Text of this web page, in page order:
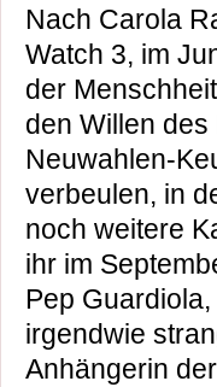
Nach Carola
Watch 3, im
der
den Willen
Neuwahlen-
verbeulen, in
noch weitere
ihr im
Pep
irgendwie
Anhängerin